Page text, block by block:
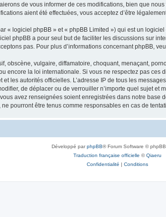
de vous informer de ces modifications, bien que
aient été effectuées, vous acceptez d’être
« logiciel phpBB » et « phpBB Limited ») qui est un
phpBB a pour seul but de faciliter les discussions sur
pas. Pour plus d’informations concernant phpBB,
obscène, vulgaire, diffamatoire, choquant, menaçant,
encore la loi internationale. Si vous ne respectez pas
les autorités officielles. L’adresse IP de tous les
de déplacer ou de verrouiller n’importe quel sujet et
avez renseignées soient enregistrées dans notre
pourront être tenus comme responsables en cas de
Développé parphpBB® Forum Software ©
Traduction française officielle ©Qiaeru
Confidentialité | Conditions